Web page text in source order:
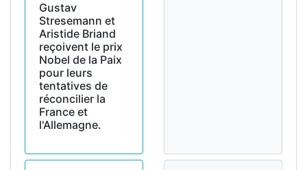
Gustav
Stresemann et
Aristide Briand
reçoivent le prix
Nobel de la Paix
pour leurs
tentatives de
réconcilier la
France et
l'Allemagne.